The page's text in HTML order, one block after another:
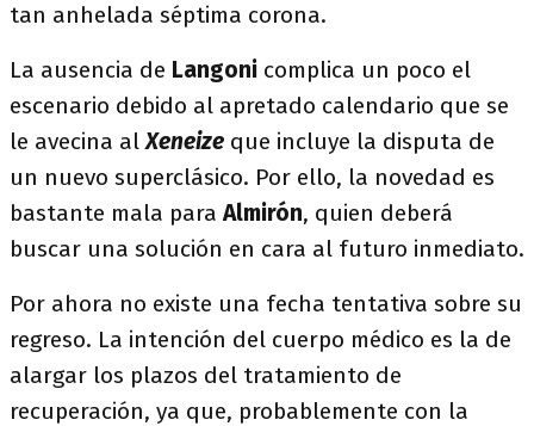
tan anhelada séptima corona.
La ausencia de Langoni complica un poco el
escenario debido al apretado calendario que se
le avecina alXeneize que incluye la disputa de
un nuevo superclásico. Por ello, la novedad es
bastante mala paraAlmirón, quien deberá
buscar una solución en cara al futuro inmediato.
Por ahora no existe una fecha tentativa sobre su
regreso. La intención del cuerpo médico es la de
alargar los plazos del tratamiento de
recuperación, ya que, probablemente con la